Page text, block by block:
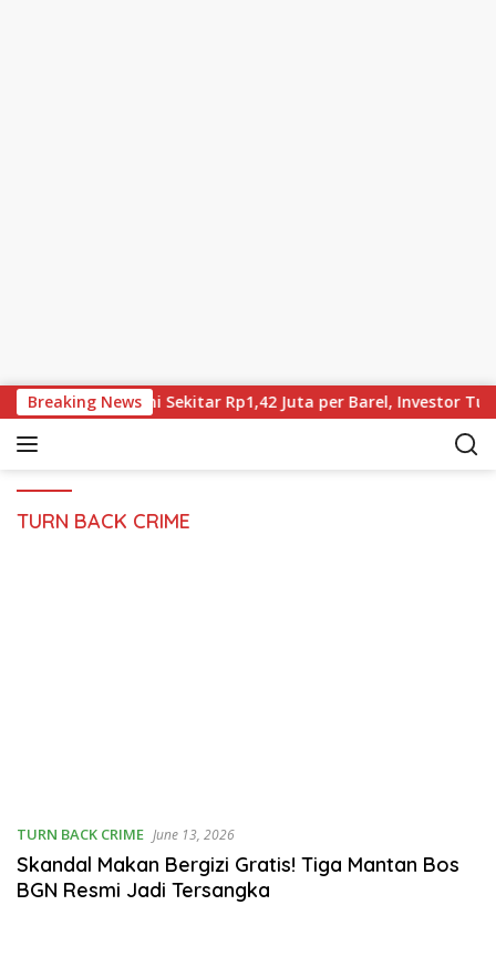
Breaking News
Brent Kini Sekitar Rp1,42 Juta per Barel, Investor
TURN BACK CRIME
TURN BACK CRIME June 13, 2026
Skandal Makan Bergizi Gratis! Tiga Mantan Bos
BGN Resmi Jadi Tersangka